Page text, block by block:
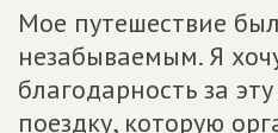
Мое путешествие
незабываемым. Я
благодарность за
поездку, которую